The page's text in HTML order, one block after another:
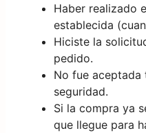
Haber realizado
establecida
Hiciste la
pedido.
No fue
seguridad.
Si la compra ya
que llegue para